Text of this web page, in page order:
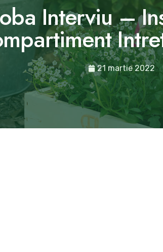
Interviu –
21 martie 2022